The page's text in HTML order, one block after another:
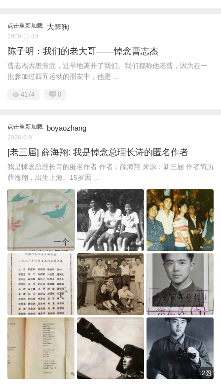
点击重新加载 大笨狗
2009-11-19
陈子明：我们的老大哥——悼念曹志杰
曹志杰因患癌症，过早地离开了我们。我们都称他老曹，因为在一
批参加过四五运动的朋友中，他是 ...
4174 0
点击重新加载 boyaozhang
2026-6-9
[老三届] 薛海翔: 我是悼念总理长诗的匿名作者
我是悼念总理长诗的匿名作者 作者：薛海翔 来源：新三届 作者简历
薛海翔，出生上海。15岁因 ...
12图